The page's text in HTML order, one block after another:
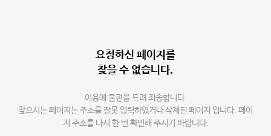
요청하신 페이지를
찾을 수 없습니다.
이용에 불편을 드려 죄송합니다.
찾으시는 페이지는 주소를 잘못 입력하였거나 삭제된 페이지 입니다. 페이
지 주소를 다시 한 번 확인해 주시기 바랍니다.